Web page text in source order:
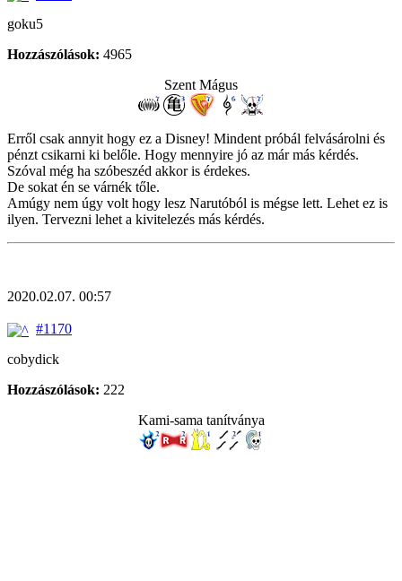
goku5
Hozzászólások: 4965
Szent Mágus
Erről csak annyit hogy ez a Disney! Mindent próbál felvásárolni és
pénzt csikarni ki belőle. Hogy mennyire jó az már más kérdés.
Szóval még ha szóbeszéd akkor is érdekes.
De sokat én se várnék tőle.
Amúgy nem úgy volt hogy lesz Narutóból is mégse lett. Lehet ez is
ilyen. Tervezni lehet a kivitelezés más kérdés.
2020.02.07. 00:57
#1170
cobydick
Hozzászólások: 222
Kami-sama tanítványa